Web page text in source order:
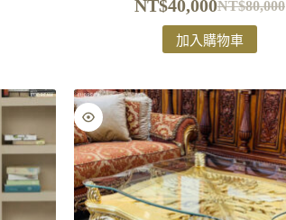
NT$80,000
NT$40,000
加入購物車